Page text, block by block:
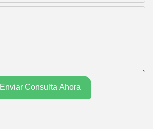
Enviar Consulta Ahora